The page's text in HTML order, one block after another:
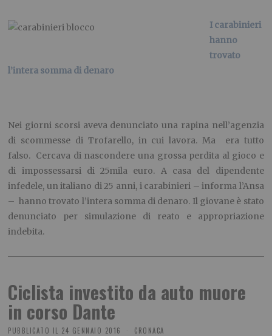
I carabinieri
hanno
trovato
l’intera somma di denaro
Nei giorni scorsi aveva denunciato una rapina nell’agenzia
di scommesse di Trofarello, in cui lavora. Ma era tutto
falso. Cercava di nascondere una grossa perdita al gioco e
di impossessarsi di 25mila euro. A casa del dipendente
infedele, un italiano di 25 anni, i carabinieri – informa l’Ansa
– hanno trovato l’intera somma di denaro. Il giovane è stato
denunciato per simulazione di reato e appropriazione
indebita.
Ciclista investito da auto muore
in corso Dante
PUBBLICATO IL 24 GENNAIO 2016 CRONACA